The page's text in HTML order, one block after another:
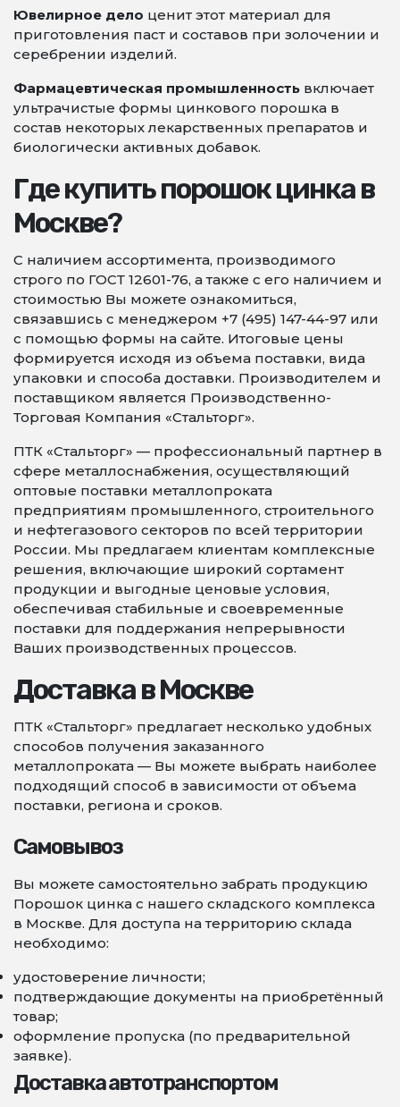
Ювелирное дело ценит этот материал для
приготовления паст и составов при золочении и
серебрении изделий.
Фармацевтическая промышленность включает
ультрачистые формы цинкового порошка в
состав некоторых лекарственных препаратов и
биологически активных добавок.
Где купить порошок цинка в
Москве?
С наличием ассортимента, производимого
строго по ГОСТ 12601-76, а также с его наличием и
стоимостью Вы можете ознакомиться,
связавшись с менеджером +7 (495) 147-44-97 или
с помощью формы на сайте. Итоговые цены
формируется исходя из объема поставки, вида
упаковки и способа доставки. Производителем и
поставщиком является Производственно-
Торговая Компания «Стальторг».
ПТК «Стальторг» — профессиональный партнер в
сфере металлоснабжения, осуществляющий
оптовые поставки металлопроката
предприятиям промышленного, строительного
и нефтегазового секторов по всей территории
России. Мы предлагаем клиентам комплексные
решения, включающие широкий сортамент
продукции и выгодные ценовые условия,
обеспечивая стабильные и своевременные
поставки для поддержания непрерывности
Ваших производственных процессов.
Доставка в Москве
ПТК «Стальторг» предлагает несколько удобных
способов получения заказанного
металлопроката — Вы можете выбрать наиболее
подходящий способ в зависимости от объема
поставки, региона и сроков.
Самовывоз
Вы можете самостоятельно забрать продукцию
Порошок цинка с нашего складского комплекса
в Москве. Для доступа на территорию склада
необходимо:
удостоверение личности;
подтверждающие документы на приобретённый
товар;
оформление пропуска (по предварительной
заявке).
Доставка автотранспортом